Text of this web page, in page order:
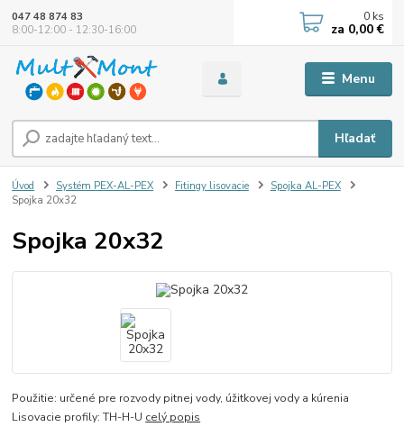
Menu
Hľadať
047 48 874 83
8:00-12:00 - 12:30-16:00
0 ks
za 0,00 €
Úvod Systém PEX-AL-PEX Fitingy lisovacie
Spojka AL-PEX
Spojka 20x32
Spojka 20x32
Použitie: určené pre rozvody pitnej vody, úžitkovej vody a kúrenia
Lisovacie profily: TH-H-U celý popis